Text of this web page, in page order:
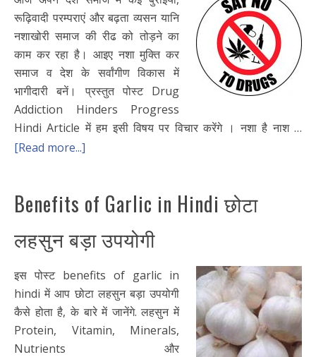
रूढ़िवादी परम्पराएं और बढ़ता व्यसन यानि
नशाखोरी समाज की रीढ को तोड़ने का
काम कर रहा है। आइए नशा मुक्ति कर
समाज व देश के सर्वांगीण विकास में
भागीदारी बनें। प्रस्तुत पोस्ट Drug
Addiction Hinders Progress
Hindi Article में हम इसी विषय पर विचार करेंगे । नशा है नाश …
[Read more...]
Benefits of Garlic in Hindi छोटा
लहसुन बड़ा उपयोगी
इस पोस्ट benefits of garlic in
hindi में आप छोटा लहसुन बड़ा उपयोगी
कैसे होता है, के बारे में जानेंगे. लहसुन में
Protein, Vitamin, Minerals,
Nutrients और